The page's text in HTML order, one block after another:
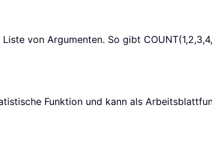
von Argumenten. So gibt
Funktion und kann als